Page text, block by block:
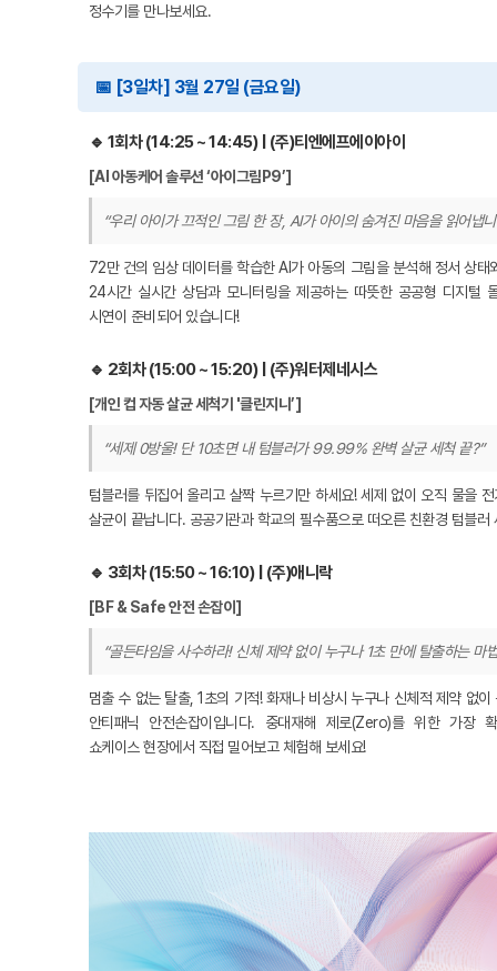
정수기를 만나보세요.
📅 [3일차] 3월 27일 (금요일)
🔹 1회차 (14:25 ~ 14:45) | (주)티엔에프에이아이
[AI 아동케어 솔루션 ‘아이그림P9’]
“우리 아이가 끄적인 그림 한 장, AI가 아이의 숨겨진 마음을 읽어냅
72만 건의 임상 데이터를 학습한 AI가 아동의 그림을 분석해 정서 상
24시간 실시간 상담과 모니터링을 제공하는 따뜻한 공공형 디지털
시연이 준비되어 있습니다!
🔹 2회차 (15:00 ~ 15:20) | (주)워터제네시스
[개인 컵 자동 살균 세척기 '클린지니’]
“세제 0방울! 단 10초면 내 텀블러가 99.99% 완벽 살균 세척 끝?”
텀블러를 뒤집어 올리고 살짝 누르기만 하세요! 세제 없이 오직 물을
살균이 끝납니다. 공공기관과 학교의 필수품으로 떠오른 친환경 텀블
🔹 3회차 (15:50 ~ 16:10) | (주)애니락
[BF & Safe 안전 손잡이]
“골든타임을 사수하라! 신체 제약 없이 누구나 1초 만에 탈출하는 마
멈출 수 없는 탈출, 1초의 기적! 화재나 비상시 누구나 신체적 제약 없
안티패닉 안전손잡이입니다. 중대재해 제로(Zero)를 위한 가장
쇼케이스 현장에서 직접 밀어보고 체험해 보세요!